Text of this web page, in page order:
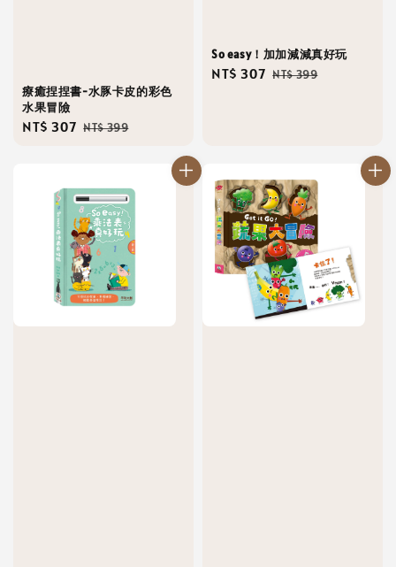
療癒捏捏書-水豚卡皮的彩色
水果冒險
Sale
NT$ 307 Regular
NT$ 399
So easy！加加減減真好玩
Sale
NT$ 307 Regular
NT$ 399